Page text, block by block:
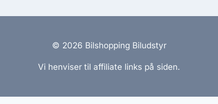
pris
4,199.00 kr..
pris
3,150.00 kr..
© 2026 Bilshopping Biludstyr
Vi henviser til affiliate links på siden.